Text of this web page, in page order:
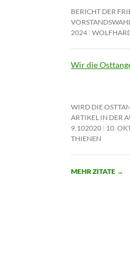
BERICHT DER
2024
Wir die
WIRD DIE
ARTIKEL IN DER
9.102020 10.
THIENEN
MEHR ZITATE →